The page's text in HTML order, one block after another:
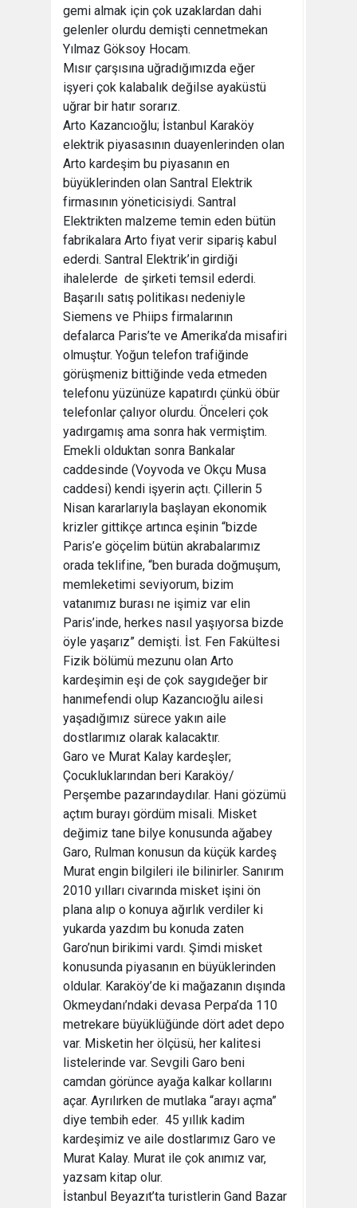
gemi almak için çok uzaklardan dahi
gelenler olurdu demişti cennetmekan
Yılmaz Göksoy Hocam.
Mısır çarşısına uğradığımızda eğer
işyeri çok kalabalık değilse ayaküstü
uğrar bir hatır sorarız.
Arto Kazancıoğlu; İstanbul Karaköy
elektrik piyasasının duayenlerinden olan
Arto kardeşim bu piyasanın en
büyüklerinden olan Santral Elektrik
firmasının yöneticisiydi. Santral
Elektrikten malzeme temin eden bütün
fabrikalara Arto fiyat verir sipariş kabul
ederdi. Santral Elektrik’in girdiği
ihalelerde de şirketi temsil ederdi.
Başarılı satış politikası nedeniyle
Siemens ve Phiips firmalarının
defalarca Paris’te ve Amerika’da misafiri
olmuştur. Yoğun telefon trafiğinde
görüşmeniz bittiğinde veda etmeden
telefonu yüzünüze kapatırdı çünkü öbür
telefonlar çalıyor olurdu. Önceleri çok
yadırgamış ama sonra hak vermiştim.
Emekli olduktan sonra Bankalar
caddesinde (Voyvoda ve Okçu Musa
caddesi) kendi işyerin açtı. Çillerin 5
Nisan kararlarıyla başlayan ekonomik
krizler gittikçe artınca eşinin “bizde
Paris’e göçelim bütün akrabalarımız
orada teklifine, “ben burada doğmuşum,
memleketimi seviyorum, bizim
vatanımız burası ne işimiz var elin
Paris’inde, herkes nasıl yaşıyorsa bizde
öyle yaşarız” demişti. İst. Fen Fakültesi
Fizik bölümü mezunu olan Arto
kardeşimin eşi de çok saygıdeğer bir
hanımefendi olup Kazancıoğlu ailesi
yaşadığımız sürece yakın aile
dostlarımız olarak kalacaktır.
Garo ve Murat Kalay kardeşler;
Çocukluklarından beri Karaköy/
Perşembe pazarındaydılar. Hani gözümü
açtım burayı gördüm misali. Misket
değimiz tane bilye konusunda ağabey
Garo, Rulman konusun da küçük kardeş
Murat engin bilgileri ile bilinirler. Sanırım
2010 yılları civarında misket işini ön
plana alıp o konuya ağırlık verdiler ki
yukarda yazdım bu konuda zaten
Garo’nun birikimi vardı. Şimdi misket
konusunda piyasanın en büyüklerinden
oldular. Karaköy’de ki mağazanın dışında
Okmeydanı’ndaki devasa Perpa’da 110
metrekare büyüklüğünde dört adet depo
var. Misketin her ölçüsü, her kalitesi
listelerinde var. Sevgili Garo beni
camdan görünce ayağa kalkar kollarını
açar. Ayrılırken de mutlaka “arayı açma”
diye tembih eder. 45 yıllık kadim
kardeşimiz ve aile dostlarımız Garo ve
Murat Kalay. Murat ile çok anımız var,
yazsam kitap olur.
İstanbul Beyazıt’ta turistlerin Gand Bazar